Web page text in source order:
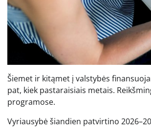
Šiemet ir kitąmet į valstybės
pat, kiek pastaraisiais metais.
programose.
Vyriausybė šiandien patvirtino